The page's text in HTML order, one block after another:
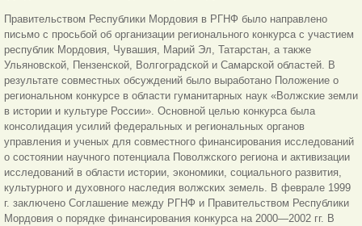
Правительством Республики Мордовия в РГНФ было направлено
письмо с просьбой об организации регионального конкурса с участием
республик Мордовия, Чувашия, Марий Эл, Татарстан, а также
Ульяновской, Пензенской, Волгоградской и Самарской областей. В
результате совместных обсуждений было выработано Положение о
региональном конкурсе в области гуманитарных наук «Волжские земли
в истории и культуре России». Основной целью конкурса была
консолидация усилий федеральных и региональных органов
управления и ученых для совместного финансирования исследований
о состоянии научного потенциала Поволжского региона и активизации
исследований в области истории, экономики, социального развития,
культурного и духовного наследия волжских земель. В феврале 1999
г. заключено Соглашение между РГНФ и Правительством Республики
Мордовия о порядке финансирования конкурса на 2000—2002 гг. В